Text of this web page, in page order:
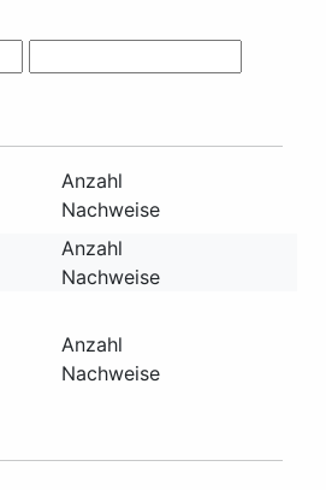
Anzahl
Nachweise
Anzahl
Nachweise
Anzahl
Nachweise